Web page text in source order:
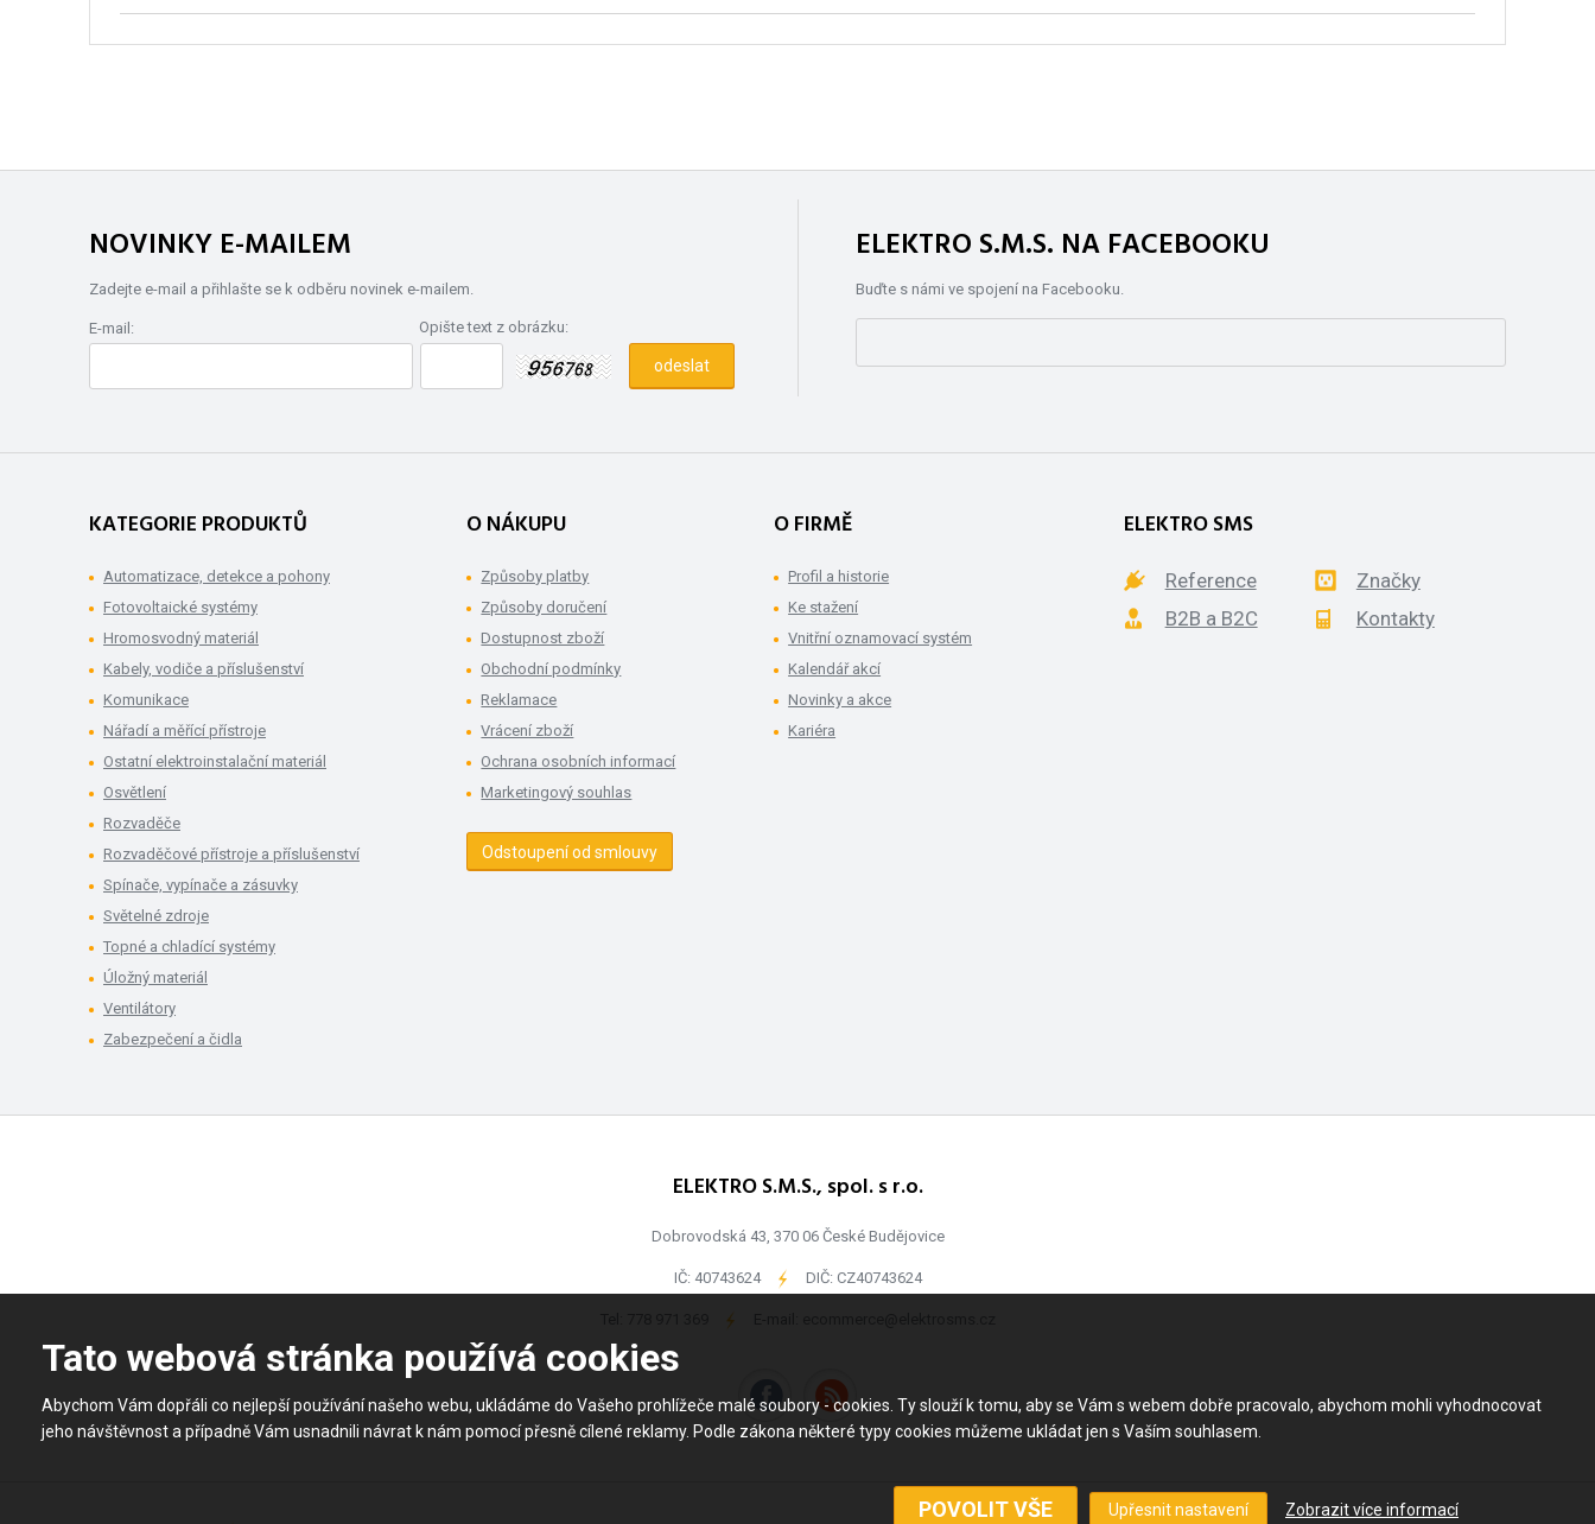
Tato webová stránka používá cookies
Abychom Vám dopřáli co nejlepší používání našeho webu, ukládáme do Vašeho prohlížeče malé soubory - cookies. Ty slouží k tomu, aby se Vám s webem dobře pracovalo, abychom mohli vyhodnocovat
jeho návštěvnost a případně Vám usnadnili návrat k nám pomocí přesně cílené reklamy. Podle zákona některé typy cookies můžeme ukládat jen s Vaším souhlasem.
NOVINKY E-MAILEM
Zadejte e-mail a přihlašte se k odběru novinek e-mailem.
E-mail: Opište text z obrázku:
ELEKTRO S.M.S. NA FACEBOOKU
Buďte s námi ve spojení na Facebooku.
KATEGORIE PRODUKTŮ
Automatizace, detekce a pohony
Fotovoltaické systémy
Hromosvodný materiál
Kabely, vodiče a příslušenství
Komunikace
Nářadí a měřící přístroje
Ostatní elektroinstalační materiál
Osvětlení
Rozvaděče
Rozvaděčové přístroje a příslušenství
Spínače, vypínače a zásuvky
Světelné zdroje
Topné a chladící systémy
Úložný materiál
Ventilátory
Zabezpečení a čidla
O NÁKUPU
Způsoby platby
Způsoby doručení
Dostupnost zboží
Obchodní podmínky
Reklamace
Vrácení zboží
Ochrana osobních informací
Marketingový souhlas
Odstoupení od smlouvy
O FIRMĚ
Profil a historie
Ke stažení
Vnitřní oznamovací systém
Kalendář akcí
Novinky a akce
Kariéra
ELEKTRO SMS
Reference
Značky
B2B a B2C
Kontakty
ELEKTRO S.M.S., spol. s r.o.
Dobrovodská 43, 370 06 České Budějovice
IČ: 40743624 - DIČ: CZ40743624
-